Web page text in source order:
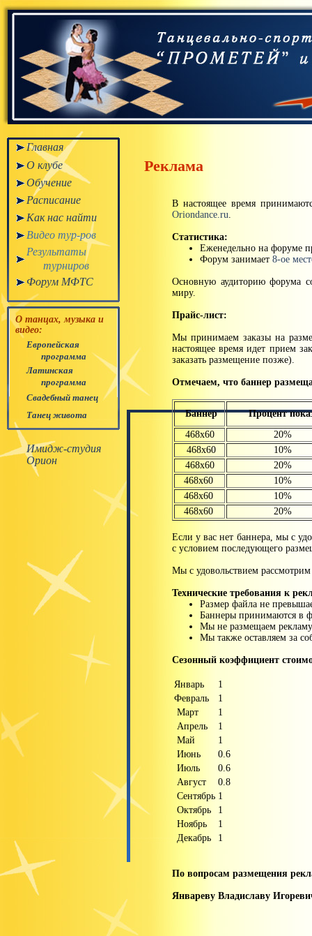
Главная
О клубе
Обучение
Расписание
Как нас найти
Видео тур-ров
Результаты
турниров
Форум МФТС
О танцах, музыка и
видео:
Европейская
программа
Латинская
программа
Свадебный танец
Танец живота
Имидж-студия
Орион
Реклама
В настоящее время
Oriondance.ru.
Статистика:
Еженедельно на форуме
Форум занимает 8-ое
Основную аудиторию форума
миру.
Прайс-лист:
Мы принимаем заказы на
настоящее время идет прием
заказать размещение позже).
Отмечаем, что баннер
Баннер
Процент
468x60
20%
468x60
10%
468x60
20%
468x60
10%
468x60
10%
468x60
20%
Если у вас нет баннера, мы с
с условием последующего
Мы с удовольствием
Технические требования к
Размер файла не
Баннеры принимаются в
Мы не размещаем
Мы также оставляем за
Сезонный коэффициент
Январь
1
Февраль
1
Март
1
Апрель
1
Май
1
Июнь
0.6
Июль
0.6
Август
0.8
Сентябрь 1
Октябрь
1
Ноябрь
1
Декабрь
1
По вопросам размещения
Январеву Владиславу